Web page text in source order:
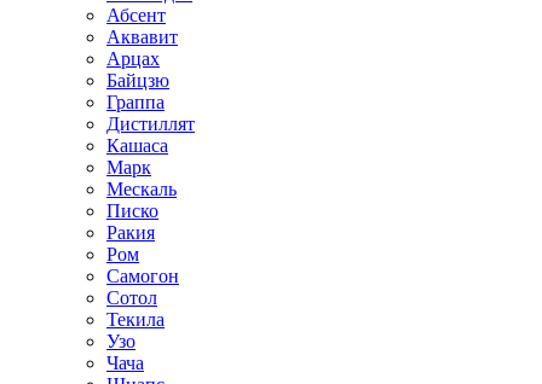
Абсент
Аквавит
Арцах
Байцзю
Граппа
Дистиллят
Кашаса
Марк
Мескаль
Писко
Ракия
Ром
Самогон
Сотол
Текила
Узо
Чача